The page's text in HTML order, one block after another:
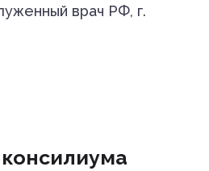
врач РФ, г.